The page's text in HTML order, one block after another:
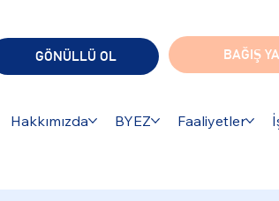
GÖNÜLLÜ OL BAĞIŞ
Hakkımızda BYEZ Faaliyetler